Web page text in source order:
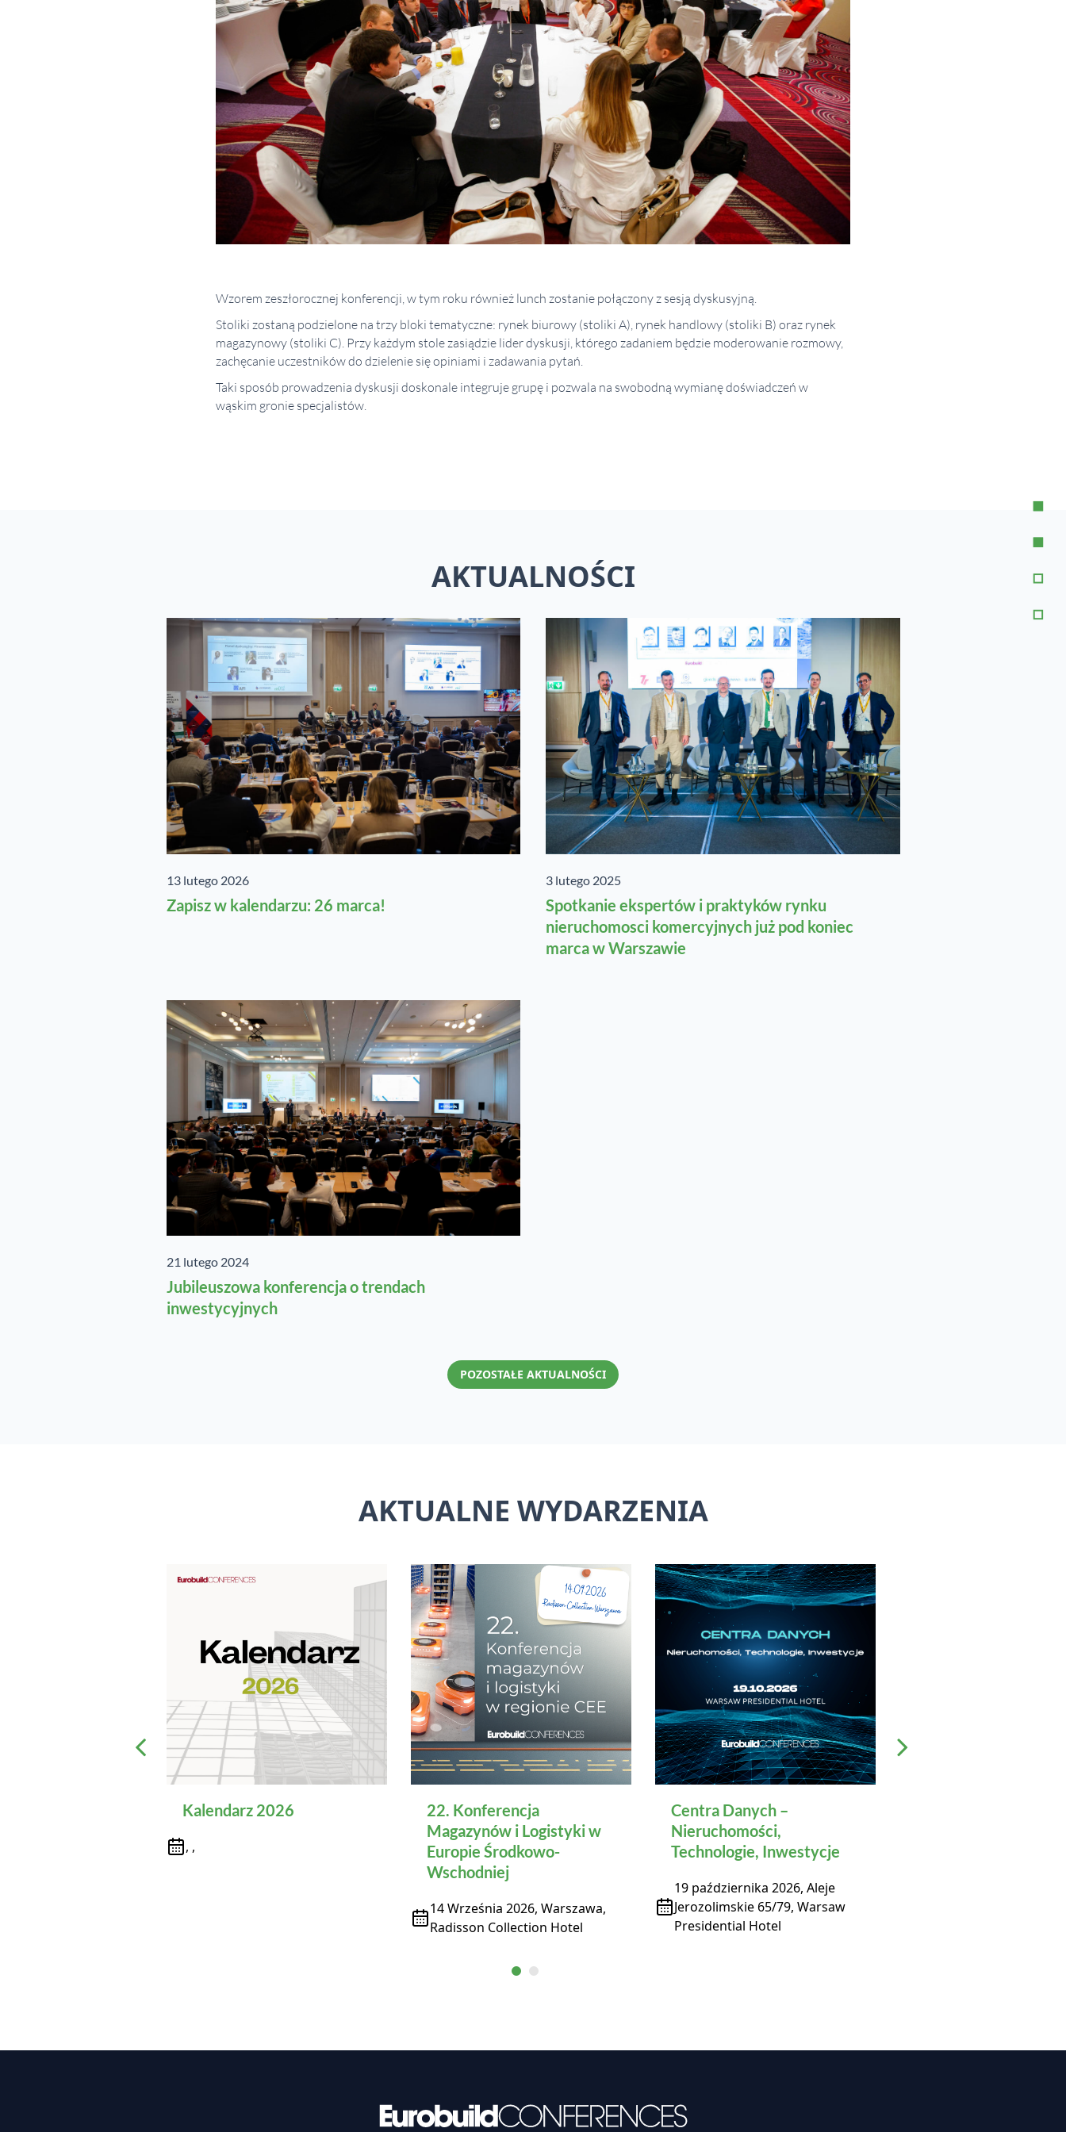
Wzorem zeszłorocznej konferencji, w tym roku również lunch zostanie połączony z sesją dyskusyjną.
Stoliki zostaną podzielone na trzy bloki tematyczne: rynek biurowy (stoliki A), rynek handlowy (stoliki B) oraz rynek
magazynowy (stoliki C). Przy każdym stole zasiądzie lider dyskusji, którego zadaniem będzie moderowanie rozmowy,
zachęcanie uczestników do dzielenie się opiniami i zadawania pytań.
Taki sposób prowadzenia dyskusji doskonale integruje grupę i pozwala na swobodną wymianę doświadczeń w
wąskim gronie specjalistów.
AKTUALNOŚCI
13 lutego 2026
Zapisz w kalendarzu: 26 marca!
3 lutego 2025
Spotkanie ekspertów i praktyków rynku
nieruchomosci komercyjnych już pod koniec
marca w Warszawie
21 lutego 2024
Jubileuszowa konferencja o trendach
inwestycyjnych
POZOSTAŁE AKTUALNOŚCI
AKTUALNE WYDARZENIA
Kalendarz 2026
, ,
22. Konferencja
Magazynów i Logistyki w
Europie Środkowo-
Wschodniej
14 Września 2026, Warszawa,
Radisson Collection Hotel
Centra Danych –
Nieruchomości,
Technologie, Inwestycje
19 października 2026, Aleje
Jerozolimskie 65/79, Warsaw
Presidential Hotel